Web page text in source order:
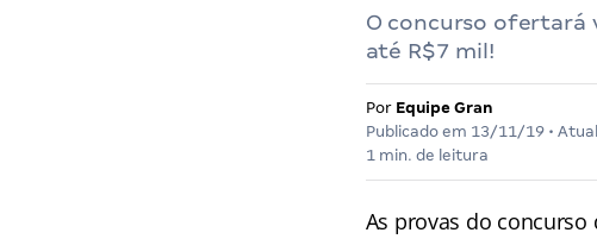
O concurso ofertará
até R$7 mil!
Por Equipe Gran
Publicado em 13/11/19•
1 min. de leitura
As provas do concurso